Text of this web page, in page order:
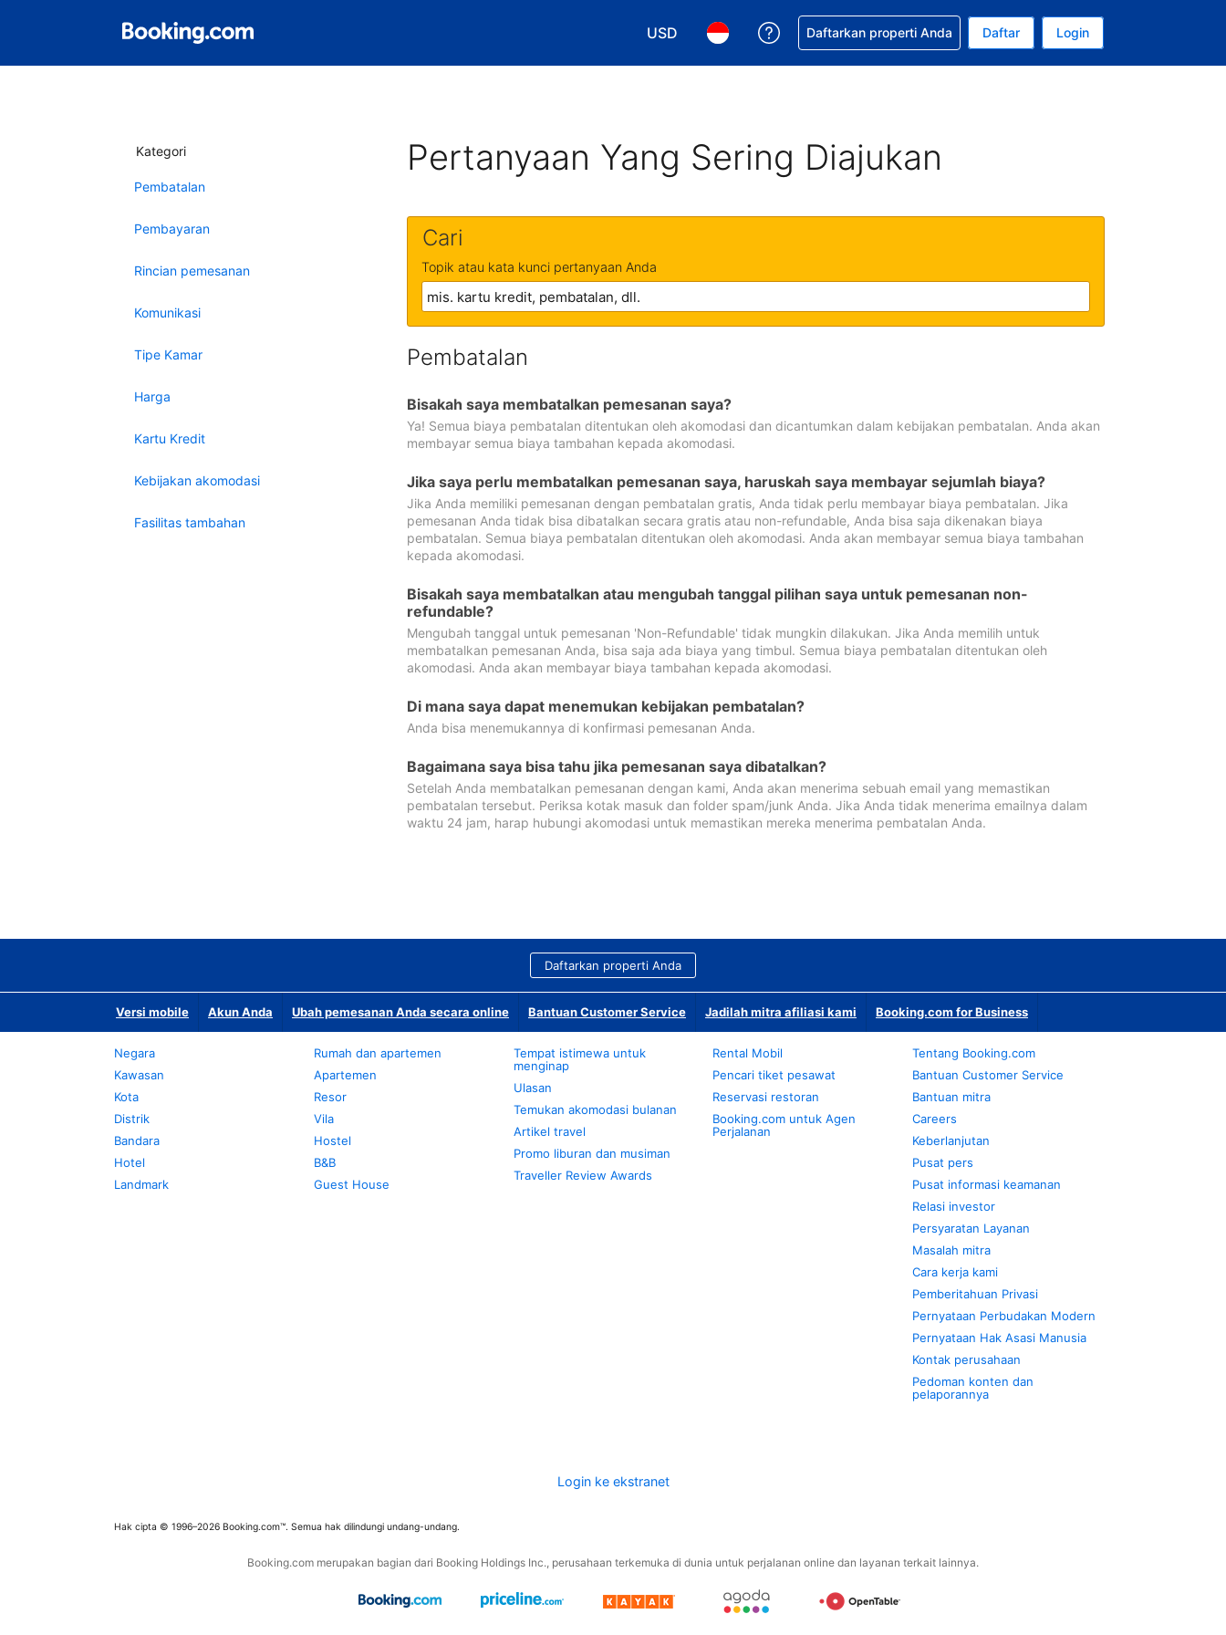
USD
Pilih mata uang Anda. Mata uang Anda saat ini adalah Dolar Amerika Serikat
Pilih bahasa Anda. Bahasa Anda saat ini adalah Bahasa Indonesia
Dapatkan bantuan untuk pemesanan Anda
Daftarkan properti Anda Daftar Login
Kategori
Pembatalan
Pembayaran
Rincian pemesanan
Komunikasi
Tipe Kamar
Harga
Kartu Kredit
Kebijakan akomodasi
Fasilitas tambahan
Pertanyaan Yang Sering Diajukan
Cari
Topik atau kata kunci pertanyaan Anda
Pembatalan
Bisakah saya membatalkan pemesanan saya?
Ya! Semua biaya pembatalan ditentukan oleh akomodasi dan dicantumkan dalam kebijakan pembatalan. Anda akan
membayar semua biaya tambahan kepada akomodasi.
Jika saya perlu membatalkan pemesanan saya, haruskah saya membayar sejumlah biaya?
Jika Anda memiliki pemesanan dengan pembatalan gratis, Anda tidak perlu membayar biaya pembatalan. Jika
pemesanan Anda tidak bisa dibatalkan secara gratis atau non-refundable, Anda bisa saja dikenakan biaya
pembatalan. Semua biaya pembatalan ditentukan oleh akomodasi. Anda akan membayar semua biaya tambahan
kepada akomodasi.
Bisakah saya membatalkan atau mengubah tanggal pilihan saya untuk pemesanan non-
refundable?
Mengubah tanggal untuk pemesanan 'Non-Refundable' tidak mungkin dilakukan. Jika Anda memilih untuk
membatalkan pemesanan Anda, bisa saja ada biaya yang timbul. Semua biaya pembatalan ditentukan oleh
akomodasi. Anda akan membayar biaya tambahan kepada akomodasi.
Di mana saya dapat menemukan kebijakan pembatalan?
Anda bisa menemukannya di konfirmasi pemesanan Anda.
Bagaimana saya bisa tahu jika pemesanan saya dibatalkan?
Setelah Anda membatalkan pemesanan dengan kami, Anda akan menerima sebuah email yang memastikan
pembatalan tersebut. Periksa kotak masuk dan folder spam/junk Anda. Jika Anda tidak menerima emailnya dalam
waktu 24 jam, harap hubungi akomodasi untuk memastikan mereka menerima pembatalan Anda.
Daftarkan properti Anda
Versi mobile Akun Anda Ubah pemesanan Anda secara online Bantuan Customer Service Jadilah mitra afiliasi kami Booking.com for Business
Negara
Kawasan
Kota
Distrik
Bandara
Hotel
Landmark
Rumah dan apartemen
Apartemen
Resor
Vila
Hostel
B&B
Guest House
Tempat istimewa untuk
menginap
Ulasan
Temukan akomodasi bulanan
Artikel travel
Promo liburan dan musiman
Traveller Review Awards
Rental Mobil
Pencari tiket pesawat
Reservasi restoran
Booking.com untuk Agen
Perjalanan
Tentang Booking.com
Bantuan Customer Service
Bantuan mitra
Careers
Keberlanjutan
Pusat pers
Pusat informasi keamanan
Relasi investor
Persyaratan Layanan
Masalah mitra
Cara kerja kami
Pemberitahuan Privasi
Pernyataan Perbudakan Modern
Pernyataan Hak Asasi Manusia
Kontak perusahaan
Pedoman konten dan
pelaporannya
Login ke ekstranet
Hak cipta © 1996–2026 Booking.com™. Semua hak dilindungi undang-undang.
Booking.com merupakan bagian dari Booking Holdings Inc., perusahaan terkemuka di dunia untuk perjalanan online dan layanan terkait lainnya.